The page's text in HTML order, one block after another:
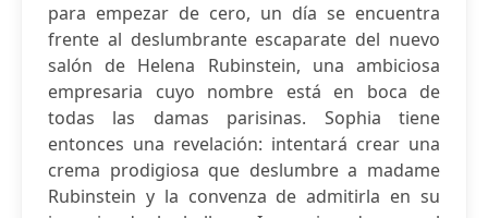
para empezar de cero, un día se encuentra
frente al deslumbrante escaparate del nuevo
salón de Helena Rubinstein, una ambiciosa
empresaria cuyo nombre está en boca de
todas las damas parisinas. Sophia tiene
entonces una revelación: intentará crear una
crema prodigiosa que deslumbre a madame
Rubinstein y la convenza de admitirla en su